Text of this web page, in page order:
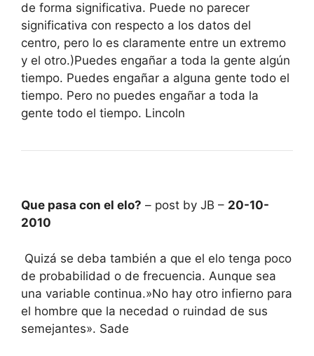
de forma significativa. Puede no parecer
significativa con respecto a los datos del
centro, pero lo es claramente entre un extremo
y el otro.)Puedes engañar a toda la gente algún
tiempo. Puedes engañar a alguna gente todo el
tiempo. Pero no puedes engañar a toda la
gente todo el tiempo. Lincoln
Que pasa con el elo? – post by JB – 20-10-
2010
Quizá se deba también a que el elo tenga poco
de probabilidad o de frecuencia. Aunque sea
una variable continua.»No hay otro infierno para
el hombre que la necedad o ruindad de sus
semejantes». Sade